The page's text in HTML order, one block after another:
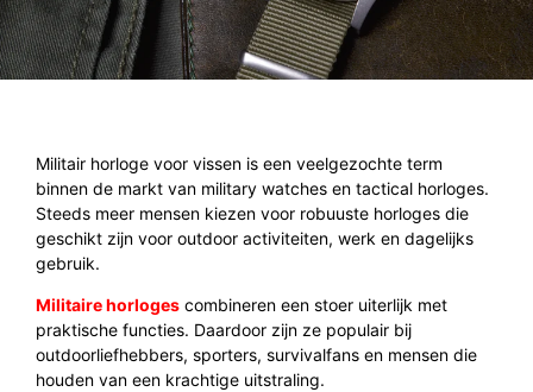
Militair horloge voor vissen is een veelgezochte term
binnen de markt van military watches en tactical horloges.
Steeds meer mensen kiezen voor robuuste horloges die
geschikt zijn voor outdoor activiteiten, werk en dagelijks
gebruik.
Militaire horloges combineren een stoer uiterlijk met
praktische functies. Daardoor zijn ze populair bij
outdoorliefhebbers, sporters, survivalfans en mensen die
houden van een krachtige uitstraling.